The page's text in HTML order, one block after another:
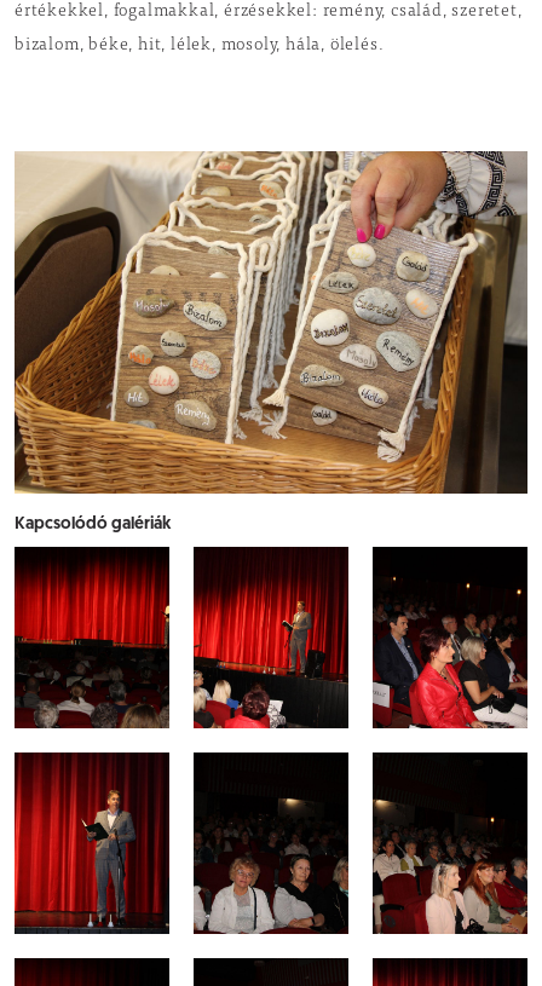
értékekkel, fogalmakkal, érzésekkel: remény, család, szeretet,
bizalom, béke, hit, lélek, mosoly, hála, ölelés.
Kapcsolódó galériák